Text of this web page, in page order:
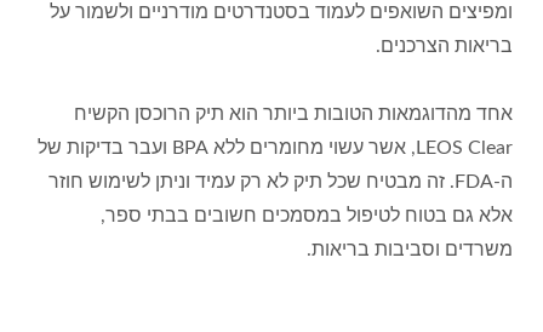
ומפיצים השואפים לעמוד בסטנדרטים מודרניים ולשמור על
בריאות הצרכנים.
אחד מהדוגמאות הטובות ביותר הוא תיק הרוכסן הקשיח
LEOS Clear, אשר עשוי מחומרים ללא BPA ועבר בדיקות של
ה-FDA. זה מבטיח שכל תיק לא רק עמיד וניתן לשימוש חוזר
אלא גם בטוח לטיפול במסמכים חשובים בבתי ספר,
משרדים וסביבות בריאות.